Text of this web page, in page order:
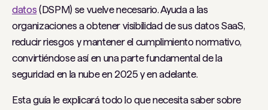
datos (DSPM) se vuelve necesario. Ayuda a las
organizaciones a obtener visibilidad de sus datos SaaS,
reducir riesgos y mantener el cumplimiento normativo,
convirtiéndose así en una parte fundamental de la
seguridad en la nube en 2025 y en adelante.
Esta guía le explicará todo lo que necesita saber sobre